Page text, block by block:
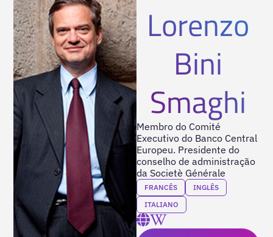
Lorenzo
Bini
Smaghi
Membro do Comité
Executivo do Banco Central
Europeu. Presidente do
conselho de administração
da Societè Générale
FRANCÊS
INGLÊS
ITALIANO